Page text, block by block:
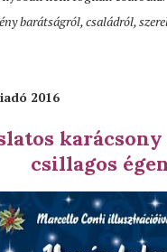
barátságról, családról,
2016
karácsony
csillagos